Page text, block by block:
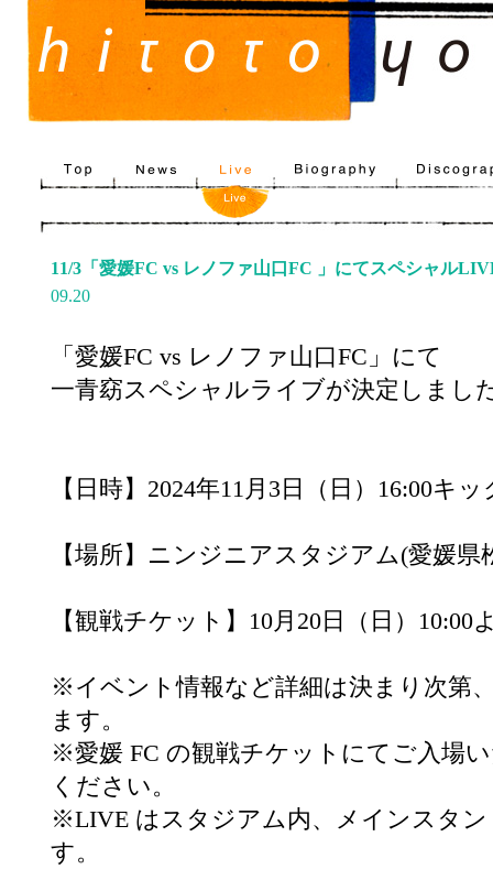
11/3「愛媛FC vs レノファ山口FC 」にてスペシャル
09.20
「愛媛FC vs レノファ山口FC」にて
一青窈スペシャルライブが決定しまし
【日時】2024年11月3日（日）16:00キ
【場所】ニンジニアスタジアム(愛媛県
【観戦チケット】10月20日（日）10:00
※イベント情報など詳細は決まり次第
ます。
※愛媛 FC の観戦チケットにてご入場
ください。
※LIVE はスタジアム内、メインスタン
す。